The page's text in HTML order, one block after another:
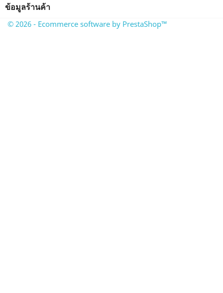
ข้อมูลร้านค้า
© 2026 - Ecommerce software by PrestaShop™